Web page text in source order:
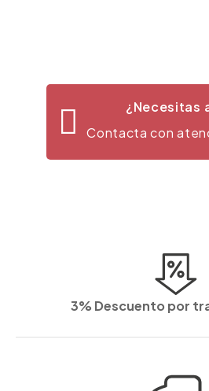
¿Necesitas
Contacta con
3% Descuento por